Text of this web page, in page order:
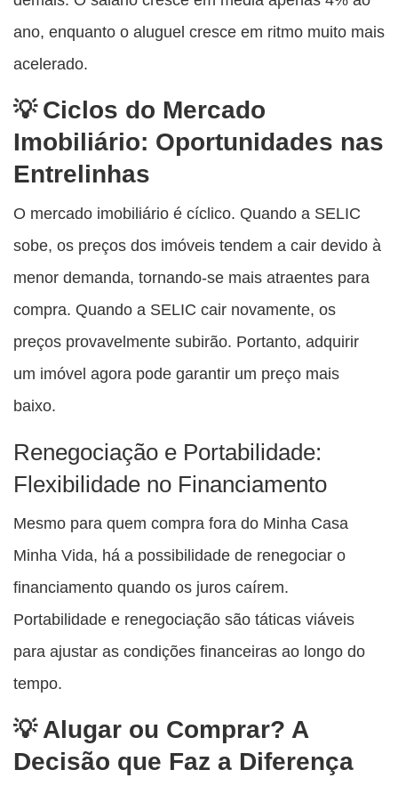
ano, enquanto o aluguel cresce em ritmo muito mais
acelerado.
Ciclos do Mercado
Imobiliário: Oportunidades nas
Entrelinhas
O mercado imobiliário é cíclico. Quando a SELIC
sobe, os preços dos imóveis tendem a cair devido à
menor demanda, tornando-se mais atraentes para
compra. Quando a SELIC cair novamente, os
preços provavelmente subirão. Portanto, adquirir
um imóvel agora pode garantir um preço mais
baixo.
Renegociação e Portabilidade:
Flexibilidade no Financiamento
Mesmo para quem compra fora do Minha Casa
Minha Vida, há a possibilidade de renegociar o
financiamento quando os juros caírem.
Portabilidade e renegociação são táticas viáveis
para ajustar as condições financeiras ao longo do
tempo.
Alugar ou Comprar? A
Decisão que Faz a Diferença